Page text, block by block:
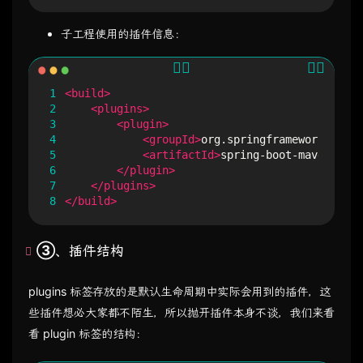
子工程使用的插件信息：
1
2
3
4
5
6
7
8
<build>
<plugins>
<plugin>
<groupId>org.springframework.boot
<artifactId>spring-boot-maven-
</plugin>
</plugins>
</build>
③、插件结构
plugins 标签存放的是默认生命周期中实际会用到的插件，这
些插件想必大家都不陌生，所以抛开插件本身不谈，我们来看
看 plugin 标签的结构：